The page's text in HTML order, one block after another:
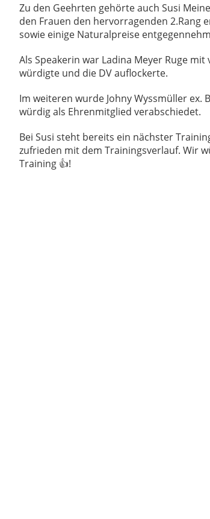
Zu den Geehrten gehörte auch Susi
den Frauen den hervorragenden 2.Rang
sowie einige Naturalpreise
Als Speakerin war Ladina Meyer Ruge
würdigte und die DV auflockerte.
Im weiteren wurde Johny Wyssmüller ex.
würdig als Ehrenmitglied verabschiedet.
Bei Susi steht bereits ein nächster
zufrieden mit dem Trainingsverlauf. Wir
Training 👍!